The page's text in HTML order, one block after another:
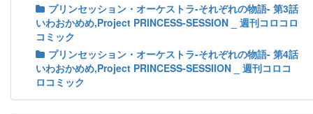
プリンセッション・オーケストラ-それぞれの物語- 第3話
いわおかめめ,Project PRINCESS-SESSION _ 週刊コロコロ
コミック
プリンセッション・オーケストラ-それぞれの物語- 第4話
いわおかめめ,Project PRINCESS-SESSIION _ 週刊コロコ
ロコミック